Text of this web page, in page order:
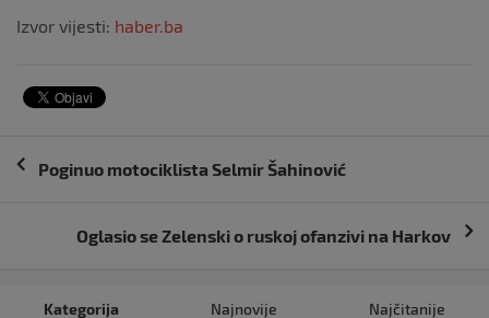
Izvor vijesti: haber.ba
Navigacija
objava
Poginuo motociklista Selmir Šahinović
Oglasio se Zelenski o ruskoj ofanzivi na Harkov
Kategorija Najnovije Najčitanije